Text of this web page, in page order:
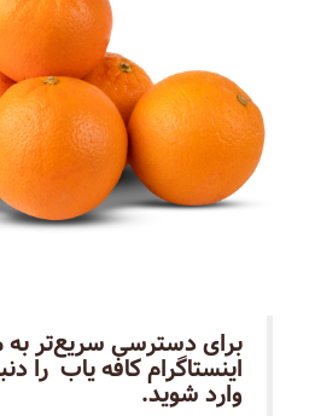
برای دسترسی سریع‌تر
اینستاگرام کافه یاب را
وارد شوید.